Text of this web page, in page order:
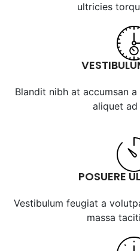
ultricies
Blandit nibh at accumsan
aliquet
POSUERE
Vestibulum feugiat a
massa